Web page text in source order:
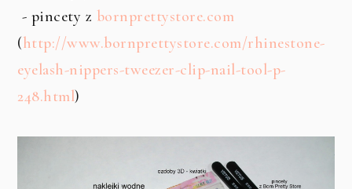
- pincety z bornprettystore.com
(http://www.bornprettystore.com/rhinestone-
eyelash-nippers-tweezer-clip-nail-tool-p-
248.html)